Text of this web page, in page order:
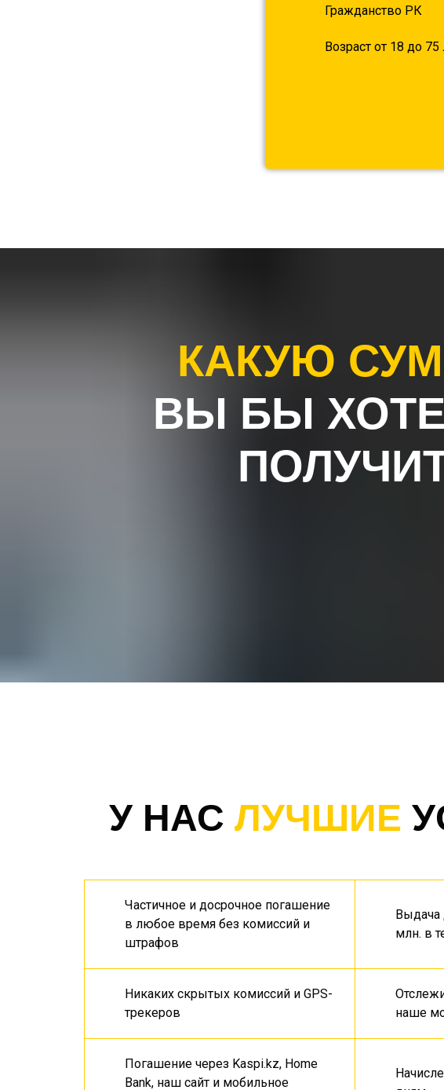
Гражданство РК
Возраст от 18 до 75
КАКУЮ
ВЫ БЫ
У НАС ЛУЧШИЕ
Частичное и досрочное погашение
в любое время без комиссий и
штрафов
Выдача
млн. в
Никаких скрытых комиссий и GPS-
трекеров
наше
Погашение через Kaspi.kz, Home
Bank, наш сайт и мобильное